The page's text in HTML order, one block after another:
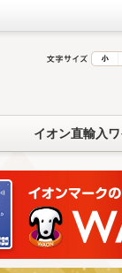
イオン直輸入